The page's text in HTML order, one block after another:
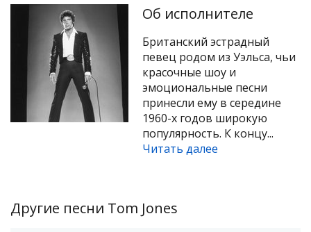
Об исполнителе
Британский эстрадный
певец родом из Уэльса, чьи
красочные шоу и
эмоциональные песни
принесли ему в середине
1960-х годов широкую
популярность. К концу...
Читать далее
Другие песни Tom Jones